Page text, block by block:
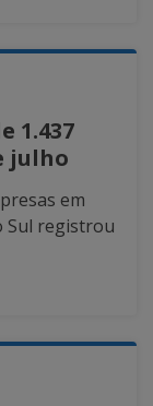
1.437
julho
em
Sul registrou